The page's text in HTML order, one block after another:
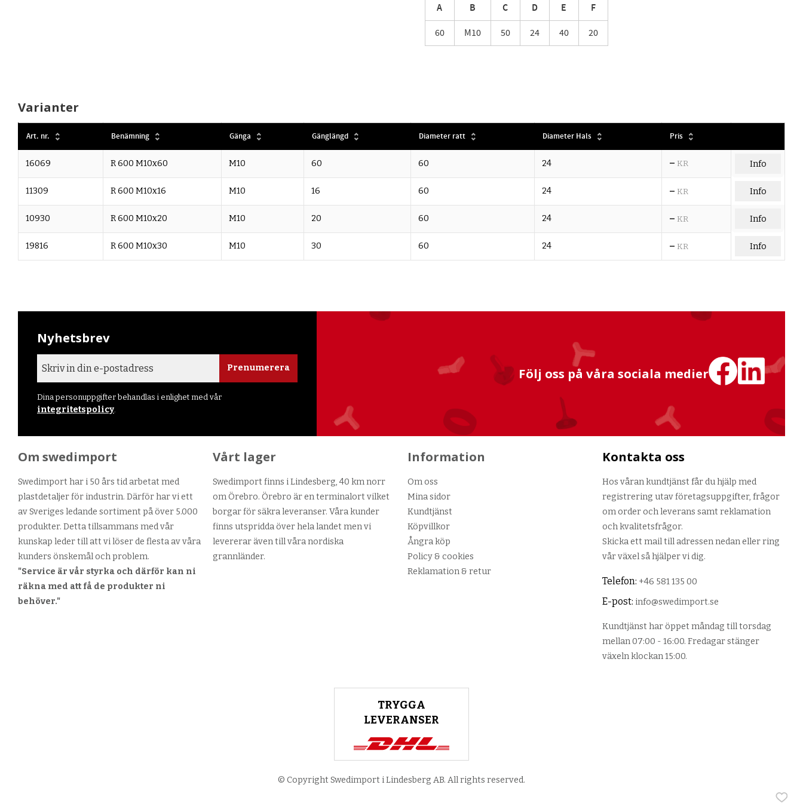
A B C D E F
60 M10 50 24 40 20
Varianter
Art. nr. Benämning Gänga Gänglängd Diameter ratt Diameter Hals Pris
16069 R 600 M10x60 M10 60 60 24 – KR Info
11309 R 600 M10x16 M10 16 60 24 – KR Info
10930 R 600 M10x20 M10 20 60 24 – KR Info
19816 R 600 M10x30 M10 30 60 24 – KR Info
Nyhetsbrev
Prenumerera
Dina personuppgifter behandlas i enlighet med vår
integritetspolicy
Följ oss på våra sociala medier
Om swedimport
Swedimport har i 50 års tid arbetat med
plastdetaljer för industrin. Därför har vi ett
av Sveriges ledande sortiment på över 5.000
produkter. Detta tillsammans med vår
kunskap leder till att vi löser de flesta av våra
kunders önskemål och problem.
"Service är vår styrka och därför kan ni
räkna med att få de produkter ni
behöver."
Vårt lager
Swedimport finns i Lindesberg, 40 km norr
om Örebro. Örebro är en terminalort vilket
borgar för säkra leveranser. Våra kunder
finns utspridda över hela landet men vi
levererar även till våra nordiska
grannländer.
Information
Om oss
Mina sidor
Kundtjänst
Köpvillkor
Ångra köp
Policy & cookies
Reklamation & retur
Kontakta oss
Hos våran kundtjänst får du hjälp med
registrering utav företagsuppgifter, frågor
om order och leverans samt reklamation
och kvalitetsfrågor.
Skicka ett mail till adressen nedan eller ring
vår växel så hjälper vi dig.
Telefon: +46 581 135 00
E-post: info@swedimport.se
Kundtjänst har öppet måndag till torsdag
mellan 07:00 - 16:00. Fredagar stänger
växeln klockan 15:00.
TRYGGA
LEVERANSER
© Copyright Swedimport i Lindesberg AB. All rights reserved.